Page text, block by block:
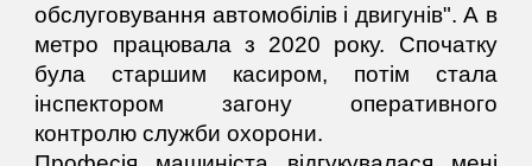
обслуговування автомобілів і двигунів". А в
метро працювала з 2020 року. Спочатку
була старшим касиром, потім стала
інспектором загону оперативного
контролю служби охорони.